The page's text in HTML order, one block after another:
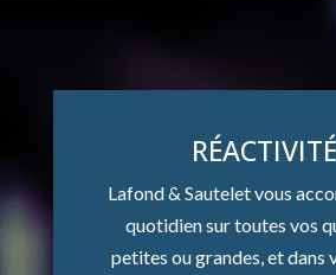
RÉACTIVITÉ
Lafond & Sautelet vous
quotidien sur toutes vos
petites ou grandes, et dans